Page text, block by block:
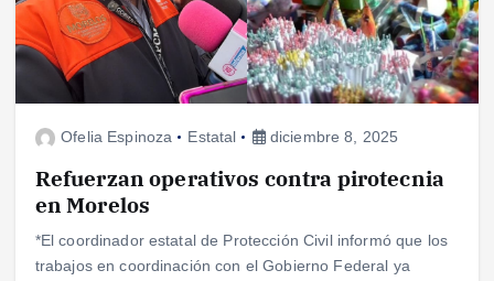
Ofelia Espinoza Estatal diciembre 8, 2025
Refuerzan operativos contra pirotecnia
en Morelos
*El coordinador estatal de Protección Civil informó que los
trabajos en coordinación con el Gobierno Federal ya